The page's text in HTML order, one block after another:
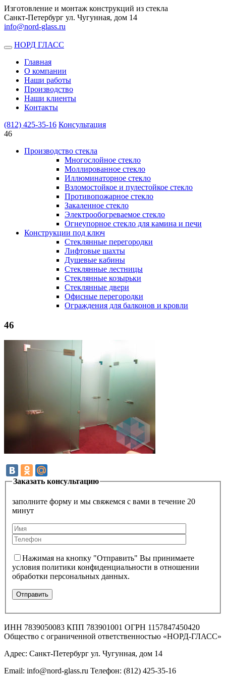
Изготовление и монтаж конструкций из стекла
Санкт-Петербург ул. Чугунная, дом 14
info@nord-glass.ru
Toggle
navigation
НОРД ГЛАСС
Главная
О компании
Наши работы
Производство
Наши клиенты
Контакты
(812) 425-35-16 Консультация
46
Производство стекла
Многослойное стекло
Моллированное стекло
Иллюминаторное стекло
Взломостойкое и пулестойкое стекло
Противопожарное стекло
Закаленное стекло
Электрообогреваемое стекло
Огнеупорное стекло для камина и печи
Конструкции под ключ
Стеклянные перегородки
Лифтовые шахты
Душевые кабины
Cтеклянные лестницы
Cтеклянные козырьки
Cтеклянные двери
Офисные перегородки
Ограждения для балконов и кровли
46
Заказать консультацию
заполните форму и мы свяжемся с вами в течение 20
минут
Нажимая на кнопку "Отправить" Вы принимаете
условия политики конфиденциальности в отношении
обработки персональных данных.
ИНН 7839050083 КПП 783901001 ОГРН 1157847450420
Общество с ограниченной ответственностью «НОРД-ГЛАСС»
Адрес: Санкт-Петербург ул. Чугунная, дом 14
Email: info@nord-glass.ru Телефон: (812) 425-35-16